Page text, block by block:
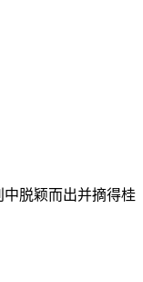
中脱颖而出并摘得桂